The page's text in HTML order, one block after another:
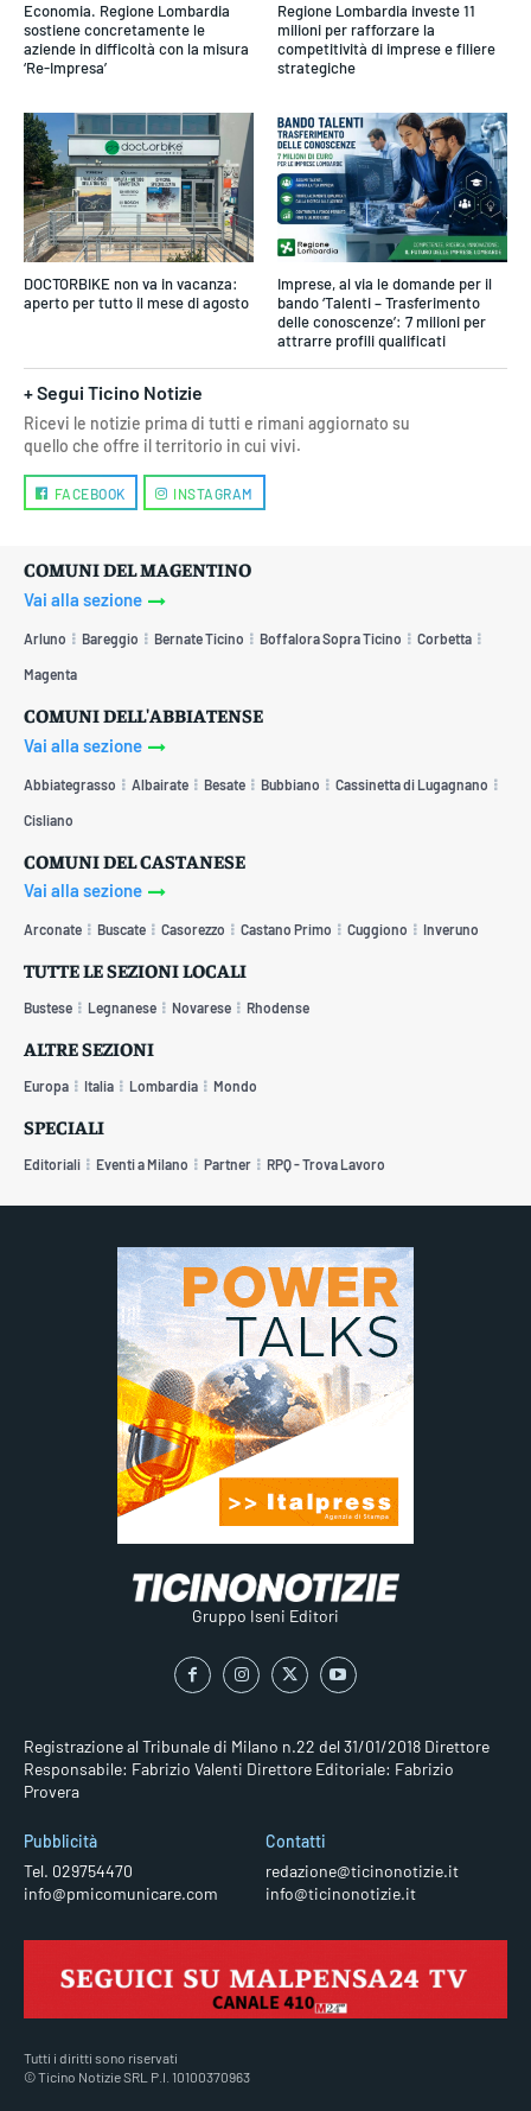
Economia. Regione Lombardia
sostiene concretamente le
aziende in difficoltà con la misura
‘Re-Impresa’
DOCTORBIKE non va in vacanza:
aperto per tutto il mese di agosto
Regione Lombardia investe 11
milioni per rafforzare la
competitività di imprese e filiere
strategiche
Imprese, al via le domande per il
bando ‘Talenti – Trasferimento
delle conoscenze’: 7 milioni per
attrarre profili qualificati
+ Segui Ticino Notizie
Ricevi le notizie prima di tutti e rimani aggiornato su
quello che offre il territorio in cui vivi.
FACEBOOK INSTAGRAM
COMUNI DEL MAGENTINO
Vai alla sezione
Arluno Bareggio Bernate Ticino Boffalora Sopra Ticino Corbetta
Magenta
COMUNI DELL'ABBIATENSE
Vai alla sezione
Abbiategrasso Albairate Besate Bubbiano Cassinetta di Lugagnano
Cisliano
COMUNI DEL CASTANESE
Vai alla sezione
Arconate Buscate Casorezzo Castano Primo Cuggiono Inveruno
TUTTE LE SEZIONI LOCALI
Bustese Legnanese Novarese Rhodense
ALTRE SEZIONI
Europa Italia Lombardia Mondo
SPECIALI
Editoriali Eventi a Milano Partner RPQ - Trova Lavoro
Gruppo Iseni Editori
Registrazione al Tribunale di Milano n.22 del 31/01/2018 Direttore
Responsabile: Fabrizio Valenti Direttore Editoriale: Fabrizio
Provera
Pubblicità
Tel. 029754470
info@pmicomunicare.com
Contatti
redazione@ticinonotizie.it
info@ticinonotizie.it
Tutti i diritti sono riservati
© Ticino Notizie SRL P.I. 10100370963